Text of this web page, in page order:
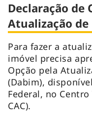
Declaração de
Atualização
Para fazer a
imóvel precisa
Opção pela
(Dabim),
Federal, no
CAC).